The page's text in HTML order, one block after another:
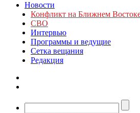
Новости
Конфликт на Ближнем
СВО
Интервью
Программы и ведущие
Сетка вещания
Редакция